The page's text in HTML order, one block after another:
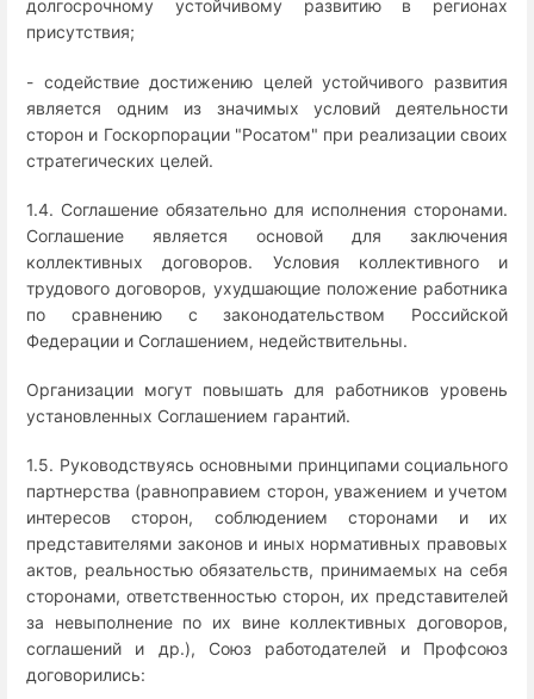
долгосрочному устойчивому развитию в регионах
присутствия;
- содействие достижению целей устойчивого развития
является одним из значимых условий деятельности
сторон и Госкорпорации "Росатом" при реализации своих
стратегических целей.
1.4. Соглашение обязательно для исполнения сторонами.
Соглашение является основой для заключения
коллективных договоров. Условия коллективного и
трудового договоров, ухудшающие положение работника
по сравнению с законодательством Российской
Федерации и Соглашением, недействительны.
Организации могут повышать для работников уровень
установленных Соглашением гарантий.
1.5. Руководствуясь основными принципами социального
партнерства (равноправием сторон, уважением и учетом
интересов сторон, соблюдением сторонами и их
представителями законов и иных нормативных правовых
актов, реальностью обязательств, принимаемых на себя
сторонами, ответственностью сторон, их представителей
за невыполнение по их вине коллективных договоров,
соглашений и др.), Союз работодателей и Профсоюз
договорились: